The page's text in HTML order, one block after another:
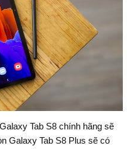
Tab S8 chính hãng sẽ
Galaxy Tab S8 Plus sẽ có